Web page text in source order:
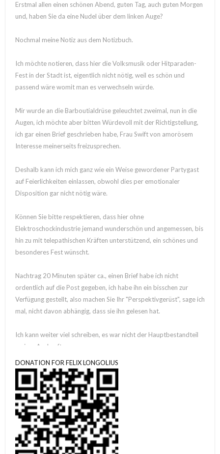
Erstmal allen einen schönen Abend, guten Tag, auch guten Morgen
und, haben Sie da eine Nudel über dem linken Auge?
Nochmal meine Notiz aus dem Notizbuch.
Ich möchte notieren, dass hier die Volksmusik oder Hitparaden-
Fest in der Stadt ist, eigentlich nicht nötig, weil es schön und
passend wäre womit man es verwechseln würde.
Mir wurde an die Barboutialdrüse geleuchtet zweimal, nun in die
Augen, ich möchte aber bitten Würdevoll mit der Richtigstellung,
ich gar einen Brief geschrieben habe, Frau Swift von amorösem
Interesse meinerseits freizusprechen.
Deshalb kann ich mich ganz wie ein Weise gewordener Partygast
auf Feierlichkeiten einlassen, obwohl dies per emotionaler
Disposition gar nicht nötig wäre.
Können Sie bitte respektieren, dass hier ohne
Elektroschockindustrie jemand wunderschön und angemessen, bis
hin zu mit telepathischen Kräften unterstützend, ein schönes und
besonderes Fest wünscht.
Nachtrag 20 Minuten später ca., einen Brief habe ich nicht
ordentlich auf die Post gegeben, ich habe ihn ein bisschen zur
Verfügung gestellt, also machen Sie Ihr "Perspektivgerüst", sage ich
mal, nicht davon abhängig, dass sie ihn gelesen hat.
Ich kann weiter viel schreiben, es war nicht der Hauptbestandteil
meiner Auskunft.
"kognitiver Nebel", soll ich? Tatsächlich würde ich denken so etwas,
ich glaube das war nach der großen Tour die ich in Hamburg so
beglückwünsche habe, also, ich weiß es auch nicht, deshalb notiere
ich ja nun.
Können Sie es bitte selbst in einen beliebigen Zustand bringen, von
meiner Seite mache ich alles schön, habe wirklich gern schöne und
DONATION FOR FELIX LONGOLIUS